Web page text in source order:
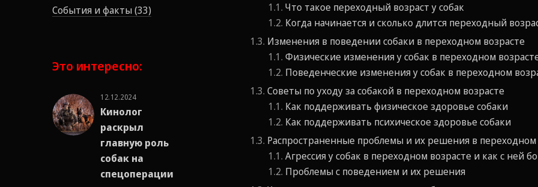
События и факты (33)
Это интересно:
12.12.2024
Кинолог
раскрыл
главную роль
собак на
спецоперации
Что такое переходный возраст у собак
Когда начинается и сколько длится переходный
Изменения в поведении собаки в переходном возрасте
Физические изменения у собак в переходном
Поведенческие изменения у собак в переходном
Советы по уходу за собакой в переходном возрасте
Как поддерживать физическое здоровье собаки
Как поддерживать психическое здоровье собаки
Распространенные проблемы и их решения в переходном
Агрессия у собак в переходном возрасте и как с ней
Проблемы с поведением и их решения